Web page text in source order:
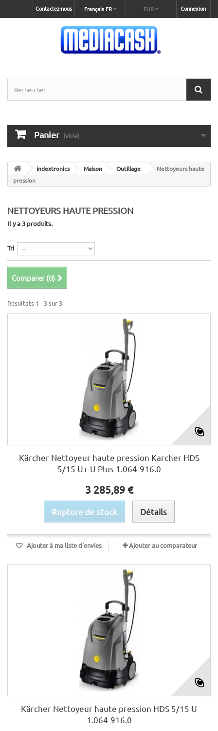
Connexion
EUR
Français FR
Contactez-nous
Panier (vide)
indextronics Maison Outillage
Nettoyeurs haute
pression
NETTOYEURS HAUTE PRESSION
Il y a 3 produits.
Tri
Comparer (0)
Résultats 1 - 3 sur 3.
Kärcher Nettoyeur haute pression Karcher HDS
5/15 U+ U Plus 1.064-916.0
3 285,89 €
Rupture de stock Détails
Ajouter à ma liste d'envies Ajouter au comparateur
Kärcher Nettoyeur haute pression HDS 5/15 U
1.064-916.0